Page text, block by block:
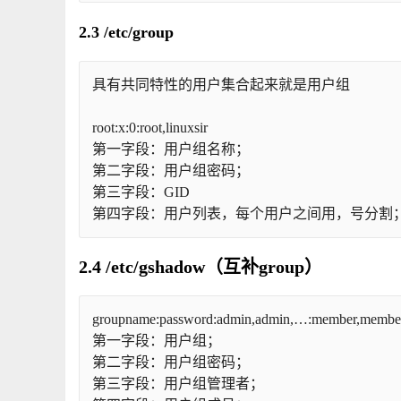
2.3 /etc/group
具有共同特性的用户集合起来就是用户组
root:x:0:root,linuxsir
第一字段：用户组名称；
第二字段：用户组密码；
第三字段：GID
第四字段：用户列表，每个用户之间用，号分割；
2.4 /etc/gshadow（互补group）
第一字段：用户组；
第二字段：用户组密码；
第三字段：用户组管理者；